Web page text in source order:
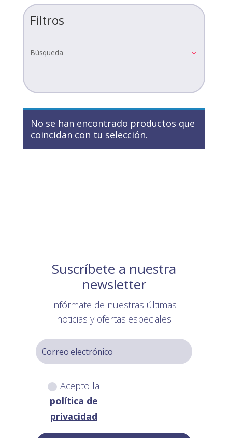
Filtros
Búsqueda
No se han encontrado productos que
coincidan con tu selección.
Suscríbete a nuestra
newsletter
Infórmate de nuestras últimas
noticias y ofertas especiales
Acepto la
política de
privacidad